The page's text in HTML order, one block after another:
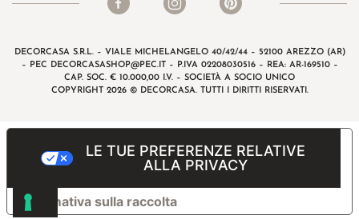
DECORCASA S.R.L. – VIALE MICHELANGELO 40/42/44 – 52100 AREZZO (AR)
– PEC DECORCASASHOP@PEC.IT– P.IVA 02208030516 – REA: AR-169510 –
CAP. SOC. € 10.000,00 I.V. – SOCIETÀ A SOCIO UNICO
COPYRIGHT 2026 © DECORCASA. TUTTI I DIRITTI RISERVATI.
Informativa sulla raccolta
LE TUE PREFERENZE RELATIVE
ALLA PRIVACY